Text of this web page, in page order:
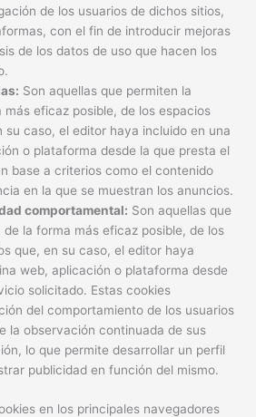
de los usuarios de dichos sitios,
con el fin de introducir mejoras
de los datos de uso que hacen los
Son aquellas que permiten la
eficaz posible, de los espacios
su caso, el editor haya incluido en una
o plataforma desde la que presta el
base a criterios como el contenido
en la que se muestran los anuncios.
comportamental: Son aquellas que
la forma más eficaz posible, de los
que, en su caso, el editor haya
web, aplicación o plataforma desde
solicitado. Estas cookies
del comportamiento de los usuarios
la observación continuada de sus
lo que permite desarrollar un perfil
publicidad en función del mismo.
en los principales navegadores